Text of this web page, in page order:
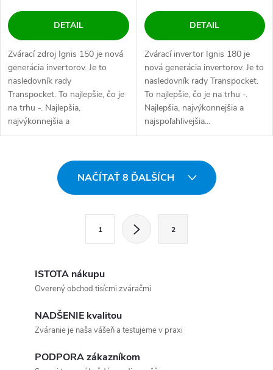
DETAIL
Zvárací zdroj Ignis 150 je nová
generácia invertorov. Je to
nasledovník rady
Transpocket. To najlepšie, čo je
na trhu -. Najlepšia,
najvýkonnejšia a
najspoľahlivejšia zváračka...
DETAIL
Zvárací invertor Ignis 180 je
nová generácia invertorov. Je to
nasledovník rady Transpocket.
To najlepšie, čo je na trhu -.
Najlepšia, najvýkonnejšia a
najspoľahlivejšia...
Ovládacie prvky výpisu
NAČÍTAŤ 8 ĎALŠÍCH
1 2
ISTOTA nákupu
Overený obchod tisícmi zváračmi
NADŠENIE kvalitou
Zváranie je naša vášeň a testujeme v praxi
PODPORA zákazníkom